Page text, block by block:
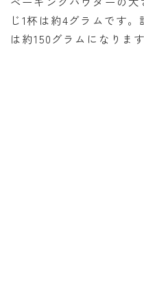
割増計算
消費税計算
じ1杯は約4グラムです
は約150グラムになります